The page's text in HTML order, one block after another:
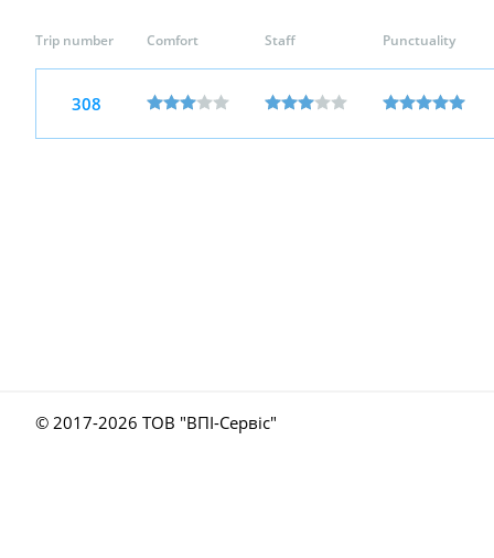
Trip number Comfort Staff Punctuality
308
© 2017-2026 ТОВ "ВПІ-Сервіс"